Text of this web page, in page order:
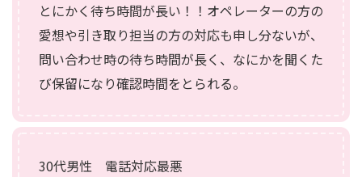
とにかく待ち時間が長い！！オペレーターの方の
愛想や引き取り担当の方の対応も申し分ないが、
問い合わせ時の待ち時間が長く、なにかを聞くた
び保留になり確認時間をとられる。
30代男性 電話対応最悪